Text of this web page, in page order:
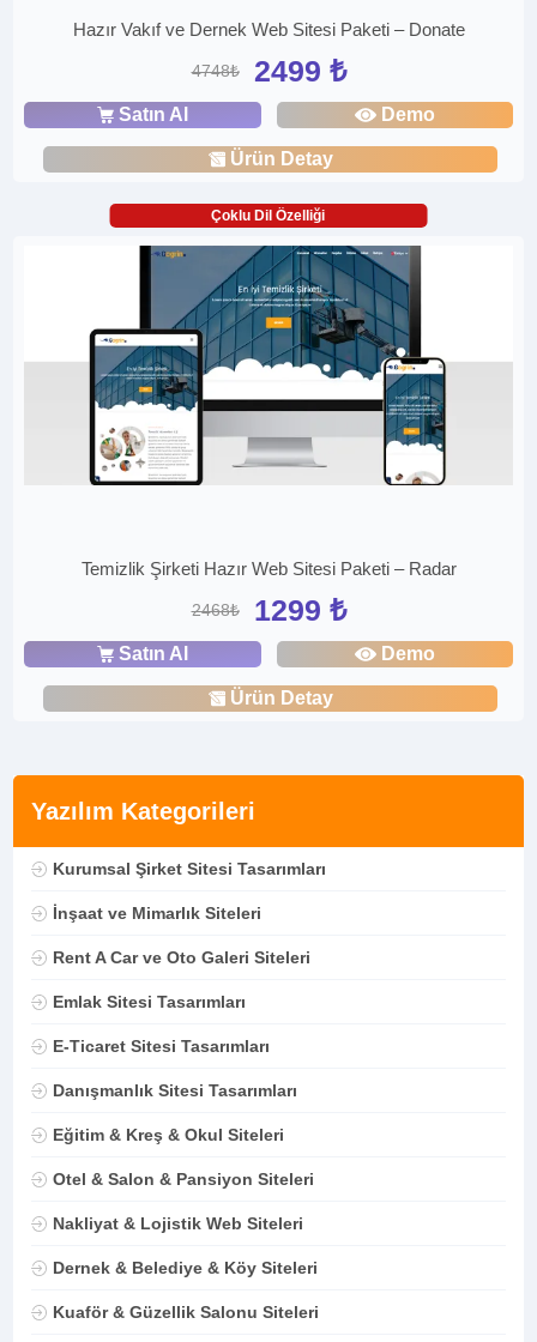
Yazılım Kategorileri
Kurumsal Şirket Sitesi Tasarımları
İnşaat ve Mimarlık Siteleri
Rent A Car ve Oto Galeri Siteleri
Emlak Sitesi Tasarımları
E-Ticaret Sitesi Tasarımları
Danışmanlık Sitesi Tasarımları
Eğitim & Kreş & Okul Siteleri
Otel & Salon & Pansiyon Siteleri
Nakliyat & Lojistik Web Siteleri
Dernek & Belediye & Köy Siteleri
Kuaför & Güzellik Salonu Siteleri
Hazır Vakıf ve Dernek Web Sitesi Paketi – Donate
4748₺ 2499 ₺
Satın Al Demo
Ürün Detay
Çoklu Dil Özelliği
Temizlik Şirketi Hazır Web Sitesi Paketi – Radar
2468₺ 1299 ₺
Satın Al Demo
Ürün Detay